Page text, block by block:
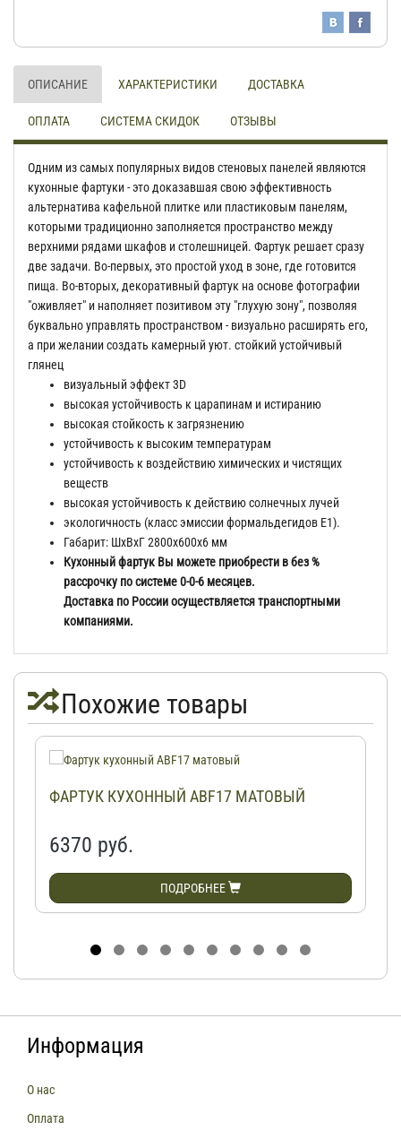
ОПИСАНИЕ ХАРАКТЕРИСТИКИ ДОСТАВКА
ОПЛАТА СИСТЕМА СКИДОК ОТЗЫВЫ
Одним из самых популярных видов стеновых панелей являются
кухонные фартуки - это доказавшая свою эффективность
альтернатива кафельной плитке или пластиковым панелям,
которыми традиционно заполняется пространство между
верхними рядами шкафов и столешницей. Фартук решает сразу
две задачи. Во-первых, это простой уход в зоне, где готовится
пища. Во-вторых, декоративный фартук на основе фотографии
"оживляет" и наполняет позитивом эту "глухую зону", позволяя
буквально управлять пространством - визуально расширять его,
а при желании создать камерный уют. стойкий устойчивый
глянец
визуальный эффект 3D
высокая устойчивость к царапинам и истиранию
высокая стойкость к загрязнению
устойчивость к высоким температурам
устойчивость к воздействию химических и чистящих
веществ
высокая устойчивость к действию солнечных лучей
экологичность (класс эмиссии формальдегидов Е1).
Габарит: ШхВхГ 2800х600х6 мм
Кухонный фартук Вы можете приобрести в без %
рассрочку по системе 0-0-6 месяцев.
Доставка по России осуществляется транспортными
компаниями.
Похожие товары
ФАРТУК КУХОННЫЙ ABF17 МАТОВЫЙ
6370 руб.
ПОДРОБНЕЕ
Информация
О нас
Оплата